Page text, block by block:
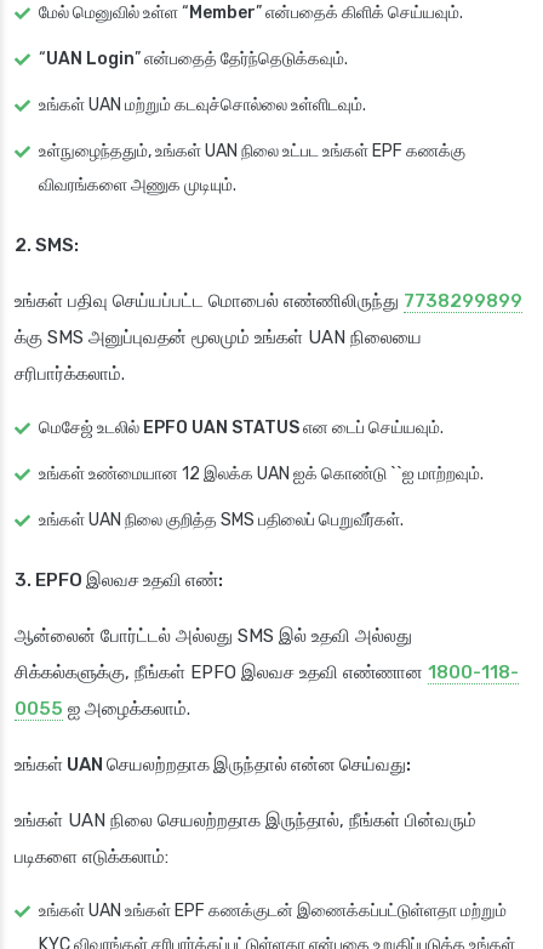
மேல் மெனுவில் உள்ள “Member” என்பதைக் கிளிக் செய்யவும்.
“UAN Login” என்பதைத் தேர்ந்தெடுக்கவும்.
உங்கள் UAN மற்றும் கடவுச்சொல்லை உள்ளிடவும்.
உள்நுழைந்ததும், உங்கள் UAN நிலை உட்பட உங்கள் EPF கணக்கு
விவரங்களை அணுக முடியும்.
2. SMS:
உங்கள் பதிவு செய்யப்பட்ட மொபைல் எண்ணிலிருந்து 7738299899
க்கு SMS அனுப்புவதன் மூலமும் உங்கள் UAN நிலையை
சரிபார்க்கலாம்.
மெசேஜ் உடலில் EPFO UAN STATUSஎன டைப் செய்யவும்.
உங்கள் உண்மையான 12 இலக்க UAN ஐக் கொண்டு ``ஐ மாற்றவும்.
உங்கள் UAN நிலை குறித்த SMS பதிலைப் பெறுவீர்கள்.
3. EPFO இலவச உதவி எண்:
ஆன்லைன் போர்ட்டல் அல்லது SMS இல் உதவி அல்லது
சிக்கல்களுக்கு, நீங்கள் EPFO இலவச உதவி எண்ணான 1800-118-
0055 ஐ அழைக்கலாம்.
உங்கள் UAN செயலற்றதாக இருந்தால் என்ன செய்வது:
உங்கள் UAN நிலை செயலற்றதாக இருந்தால், நீங்கள் பின்வரும்
படிகளை எடுக்கலாம்:
உங்கள் UAN உங்கள் EPF கணக்குடன் இணைக்கப்பட்டுள்ளதா மற்றும்
KYC விவரங்கள் சரிபார்க்கப்பட்டுள்ளதா என்பதை உறுதிப்படுத்த உங்கள்